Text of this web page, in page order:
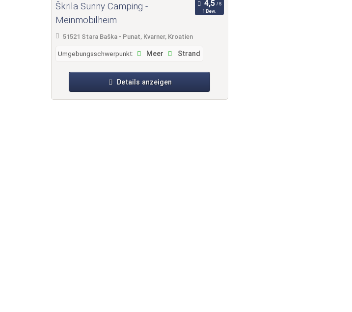
Škrila Sunny Camping -
Meinmobilheim
1 Bew.
51521 Stara Baška - Punat, Kvarner, Kroatien
Umgebungsschwerpunkt: Meer Strand
Details anzeigen